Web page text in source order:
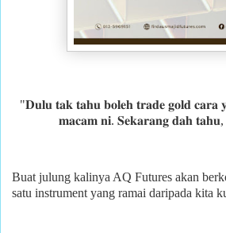
"𝐃𝐮𝐥𝐮 𝐭𝐚𝐤 𝐭𝐚𝐡𝐮 𝐛𝐨𝐥𝐞𝐡 𝐭𝐫𝐚𝐝𝐞 𝐠𝐨𝐥𝐝 𝐜𝐚𝐫𝐚
𝐦𝐚𝐜𝐚𝐦 𝐧𝐢. 𝐒𝐞𝐤𝐚𝐫𝐚𝐧𝐠 𝐝𝐚𝐡
Buat julung kalinya AQ Futures akan
satu instrument yang ramai daripada kita